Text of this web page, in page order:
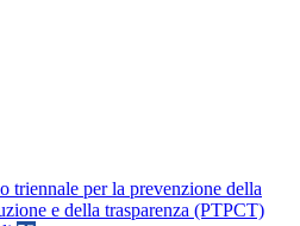
triennale per la prevenzione della
e della trasparenza (PTPCT)